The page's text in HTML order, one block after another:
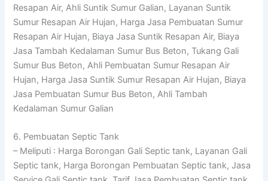
Resapan Air, Ahli Suntik Sumur Galian, Layanan Suntik
Sumur Resapan Air Hujan, Harga Jasa Pembuatan Sumur
Resapan Air Hujan, Biaya Jasa Suntik Resapan Air, Biaya
Jasa Tambah Kedalaman Sumur Bus Beton, Tukang Gali
Sumur Bus Beton, Ahli Pembuatan Sumur Resapan Air
Hujan, Harga Jasa Suntik Sumur Resapan Air Hujan, Biaya
Jasa Pembuatan Sumur Bus Beton, Ahli Tambah
Kedalaman Sumur Galian
6. Pembuatan Septic Tank
– Meliputi : Harga Borongan Gali Septic tank, Layanan Gali
Septic tank, Harga Borongan Pembuatan Septic tank, Jasa